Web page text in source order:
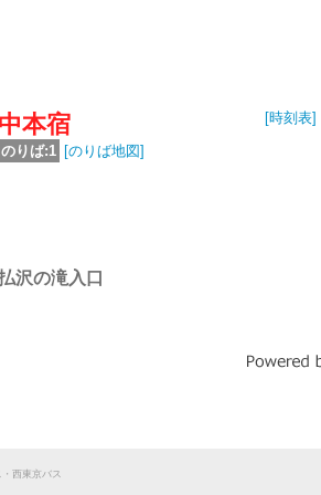
中本宿
のりば:1 [のりば地図]
[時刻表]
沢の滝入口
西東京バス